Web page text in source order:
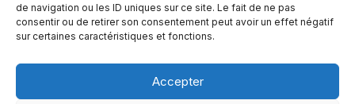
de navigation ou les ID uniques sur ce site. Le fait de ne pas
consentir ou de retirer son consentement peut avoir un effet négatif
sur certaines caractéristiques et fonctions.
Accepter
A propos
Me contacter